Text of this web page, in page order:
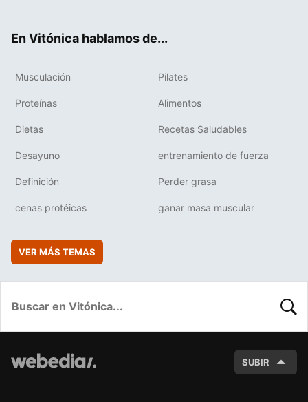
En Vitónica hablamos de...
Musculación Pilates
Proteínas Alimentos
Dietas Recetas Saludables
Desayuno entrenamiento de fuerza
Definición Perder grasa
cenas protéicas ganar masa muscular
VER MÁS TEMAS
SUBIR